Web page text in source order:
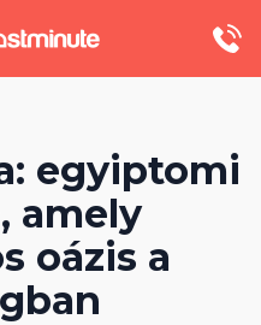
egyiptomi
amely
oázis a